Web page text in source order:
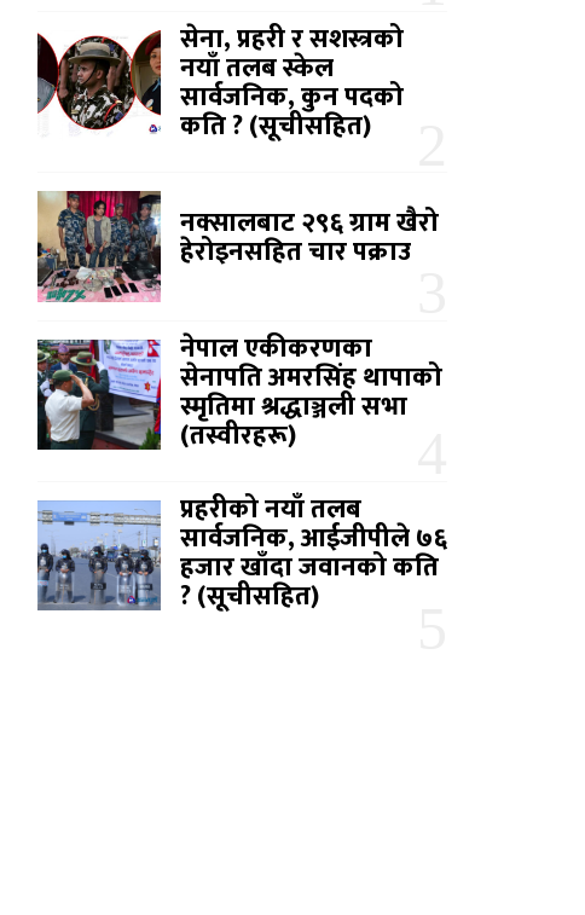
सेना, प्रहरी र सशस्त्रको
नयाँ तलब स्केल
सार्वजनिक, कुन पदको
कति ? (सूचीसहित)
नक्सालबाट २९६ ग्राम खैरो
हेरोइनसहित चार पक्राउ
नेपाल एकीकरणका
सेनापति अमरसिंह थापाको
स्मृतिमा श्रद्धाञ्जली सभा
(तस्वीरहरू)
प्रहरीको नयाँ तलब
सार्वजनिक, आईजीपीले ७६
हजार खाँदा जवानको कति
? (सूचीसहित)